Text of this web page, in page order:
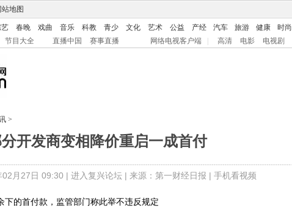
站地图
春晚 戏曲 音乐 科教 青少 文化 艺术 公益 产经 汽车 旅游 健康 时尚
节目大全 直播中国 赛事直播 网络电视客户端 高清 电影 电视剧
>
开发商变相降价重启一成首付
月27日 09:30 | 进入复兴论坛| 来源：第一财经日报 | 手机看视频
的首付款，监管部门称此举不违反规定